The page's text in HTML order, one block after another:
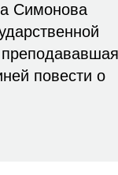
Симонова
повести о